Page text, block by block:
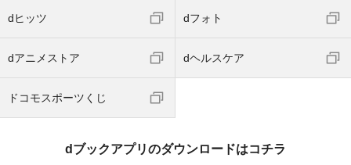
dヒッツ dフォト
dアニメストア dヘルスケア
ドコモスポーツくじ
dブックアプリのダウンロードはコチラ